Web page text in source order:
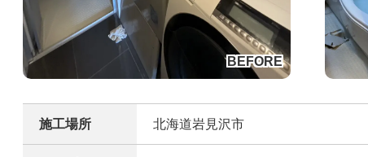
施工場所 北海道岩見沢市